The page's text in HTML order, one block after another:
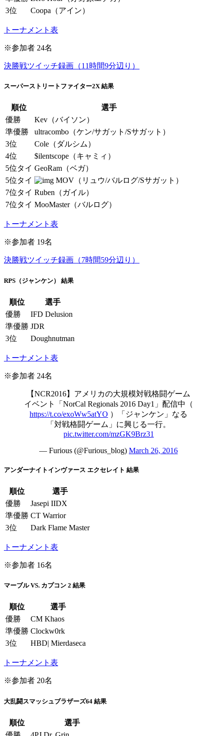
3位
Coopa（アイン）
トーナメント表
※参加者 24名
決勝戦ツイッチ録画（11時間9分辺り）
スーパーストリートファイター2X 結果
順位
選手
優勝
Kev（バイソン）
準優勝
ultracombo（ケン/サガット/Sサガット）
3位
Cole（ダルシム）
4位
$ilentscope（キャミィ）
5位タイ GeoRam（ベガ）
5位タイ
MOV（リュウ/バルログ/Sサガット）
7位タイ Ruben（ガイル）
7位タイ MooMaster（バルログ）
トーナメント表
※参加者 19名
決勝戦ツイッチ録画（7時間59分辺り）
RPS（ジャンケン） 結果
順位
選手
優勝
IFD Delusion
準優勝 JDR
3位
Doughnutman
トーナメント表
※参加者 24名
【NCR2016】アメリカの大規模対戦格闘ゲーム
イベント「NorCal Regionals 2016 Day1」配信中（
https://t.co/exoWw5atYO ）「ジャンケン」なる
「対戦格闘ゲーム」に興じる一行。
pic.twitter.com/mzGK9Brz31
— Furious (@Furious_blog) March 26, 2016
アンダーナイトインヴァース エクセレイト 結果
順位
選手
優勝
Jasepi IIDX
準優勝 CT Warrior
3位
Dark Flame Master
トーナメント表
※参加者 16名
マーブル VS. カプコン 2 結果
順位
選手
優勝
CM Khaos
準優勝 Clockw0rk
3位
HBD| Mierdaseca
トーナメント表
※参加者 20名
大乱闘スマッシュブラザーズ64 結果
順位
選手